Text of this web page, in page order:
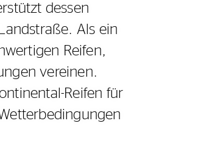
dessen
Als ein
Reifen,
vereinen.
Reifen für